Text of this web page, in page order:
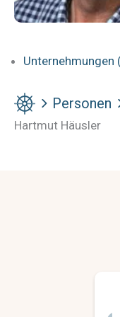
Unternehmungen
Personen
Hartmut Häusler